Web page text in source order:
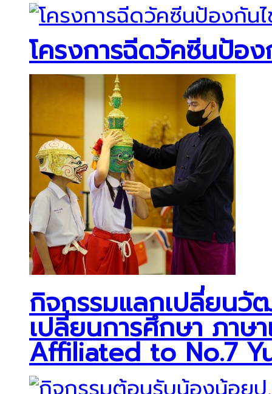
โครงการฉีดวัคซีนป้อ
กิจกรรมแลกเปลี่ยนวั
เปลี่ยนการศึกษา ภาษ
Affiliated to No.7